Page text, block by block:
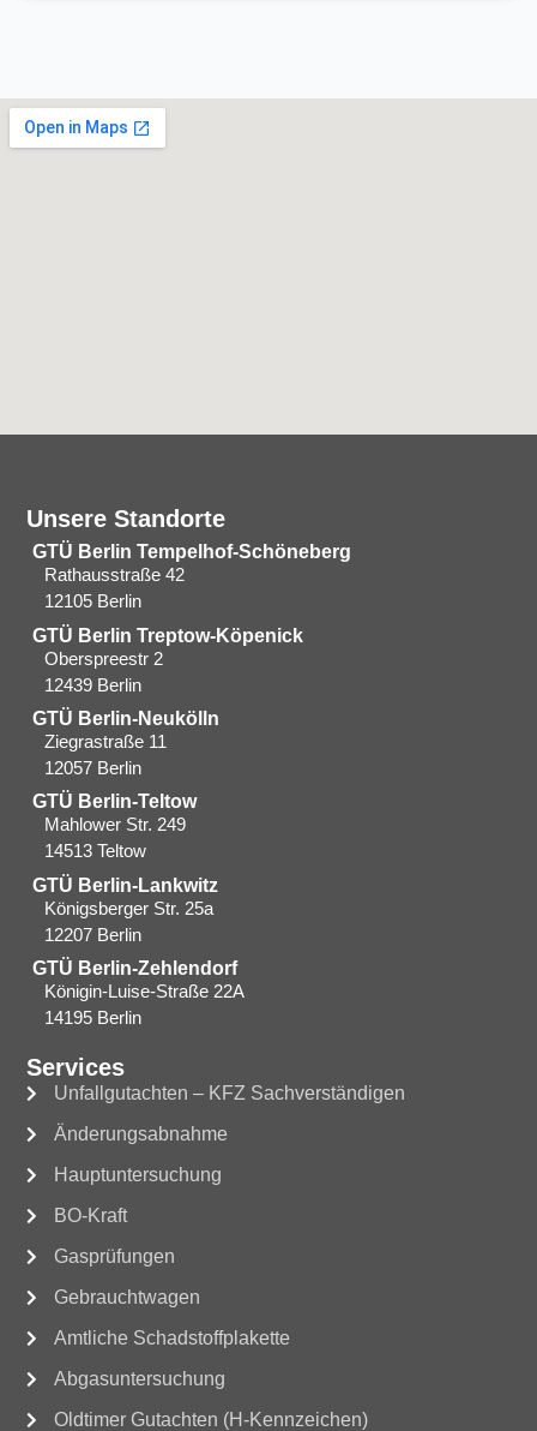
Unsere Standorte
GTÜ Berlin Tempelhof-Schöneberg
Rathausstraße 42
12105 Berlin
GTÜ Berlin Treptow-Köpenick
Oberspreestr 2
12439 Berlin​
GTÜ Berlin-Neukölln
Ziegrastraße 11
12057 Berlin
GTÜ Berlin-Teltow
Mahlower Str. 249
14513 Teltow
GTÜ Berlin-Lankwitz
Königsberger Str. 25a
12207 Berlin
GTÜ Berlin-Zehlendorf
Königin-Luise-Straße 22A
14195 Berlin
Services
Unfallgutachten – KFZ Sachverständigen
Änderungsabnahme
Hauptuntersuchung
BO-Kraft
Gasprüfungen
Gebrauchtwagen
Amtliche Schadstoffplakette
Abgasuntersuchung
Oldtimer Gutachten (H-Kennzeichen)